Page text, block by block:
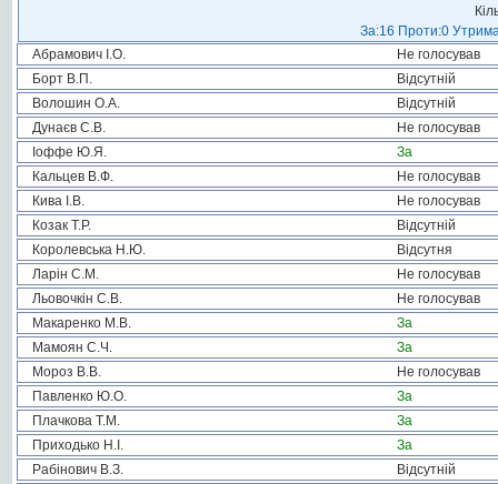
За:16 Проти:0
Абрамович І.О.
Не голосував
Борт В.П.
Відсутній
Волошин О.А.
Відсутній
Дунаєв С.В.
Не голосував
Іоффе Ю.Я.
За
Кальцев В.Ф.
Не голосував
Кива І.В.
Не голосував
Козак Т.Р.
Відсутній
Королевська Н.Ю.
Відсутня
Ларін С.М.
Не голосував
Льовочкін С.В.
Не голосував
Макаренко М.В.
За
Мамоян С.Ч.
За
Мороз В.В.
Не голосував
Павленко Ю.О.
За
Плачкова Т.М.
За
Приходько Н.І.
За
Рабінович В.З.
Відсутній